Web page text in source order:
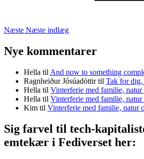
Næste Næste indlæg
Nye kommentarer
Hella til And now to something
Ragnheiður Jósúadóttirtil Tak for
Hella til Vinterferie med familie,
Hella til Vinterferie med familie,
Kim til Vinterferie med familie, natur
Sig farvel til tech-
emtekær i Fediverset her: